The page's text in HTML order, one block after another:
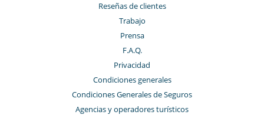
Reseñas de clientes
Trabajo
Prensa
F.A.Q.
Privacidad
Condiciones generales
Condiciones Generales de Seguros
Agencias y operadores turísticos